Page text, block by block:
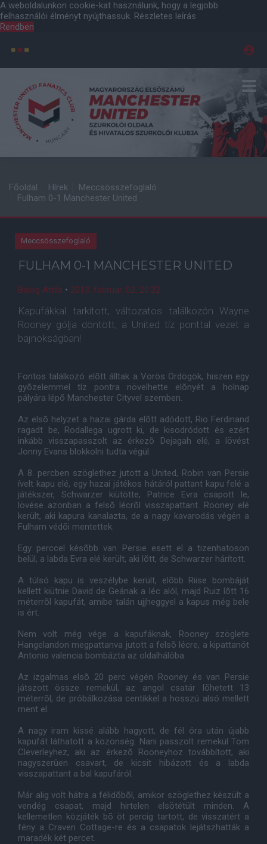
A weboldalunkon cookie-kat használunk, hogy a legjobb
felhasználói élményt nyújthassuk. Részletes leírás
Rendben
Főoldal Hírek
Meccsösszefoglaló
Fulham 0-1 Manchester United
Meccsösszefoglaló
FULHAM 0-1 MANCHESTER UNITED
Balog Attila • 2013. február. 02. 20:32
Kapufákkal tarkított, változatos találkozón Wayne
Rooney gólja döntött, a United tíz ponttal vezet a
bajnokságban!
Fontos találkozó elõtt álltak a Vörös Ördögök, hiszen egy
gyõzelemmel tíz pontra növelhette elõnyét a holnap
pályára lépõ Manchester Cityvel szemben.
Az elsõ helyzet a hazai gárda elõtt adódott, Rio Ferdinand
ragadt be, Rodallega ugrott ki, de kisodródott és ezért
inkább visszapasszolt az érkezõ Dejagah elé, a lövést
Jonny Evans blokkolni tudta végül.
A 8. percben szöglethez jutott a United, Robin van Persie
ívelt kapu elé, egy hazai játékos hátáról pattant kapu felé a
játékszer, Schwarzer kiütötte, Patrice Evra csapott le,
lövése azonban a felsõ lécrõl visszapattant. Rooney elé
került, aki kapura kanalazta, de a nagy kavarodás végén a
Fulham védõi mentettek.
Egy perccel késõbb van Persie esett el a tizenhatoson
belül, a labda Evra elé került, aki lõtt, de Schwarzer hárított.
A túlsó kapu is veszélybe került, elõbb Riise bombáját
kellett kiütnie David de Geának a léc alól, majd Ruiz lõtt 16
méterrõl kapufát, amibe talán ujjheggyel a kapus még bele
is ért.
Nem volt még vége a kapufáknak, Rooney szöglete
Hangelandon megpattanva jutott a felsõ lécre, a kipattanót
Antonio valencia bombázta az oldalhálóba.
Az izgalmas elsõ 20 perc végén Rooney és van Persie
játszott össze remekül, az angol csatár lõhetett 13
méterrõl, de próbálkozása centikkel a hosszú alsó mellett
ment el.
A nagy iram kissé alább hagyott, de fél óra után újabb
kapufát láthatott a közönség. Nani passzolt remekül Tom
Cleverleyhez, aki az érkezõ Rooneyhoz továbbított, aki
nagyszerûen csavart, de kicsit hibázott és a labda
visszapattant a bal kapufáról.
Már alig volt hátra a félidõbõl, amikor szöglethez készült a
vendég csapat, majd hirtelen elsötétült minden. A
kellemetlen közjáték bõ öt percig tartott, de visszatért a
fény a Craven Cottage-re és a csapatok lejátszhatták a
maradék két percet.